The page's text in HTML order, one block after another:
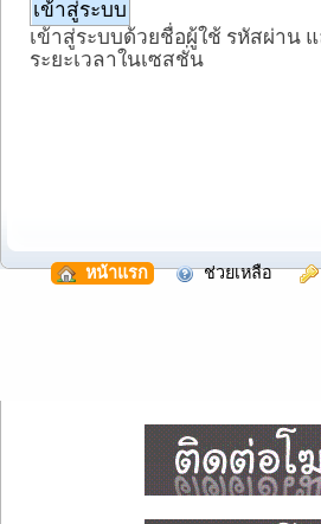
เข้าสู่ระบบด้วยชื่อผู้ใช้ รหัสผ่าน
ระยะเวลาในเซสชั่น
หน้าแรก ช่วยเหลือ